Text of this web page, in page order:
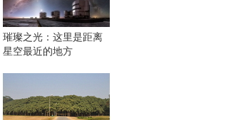
璀璨之光：这里是距离
星空最近的地方